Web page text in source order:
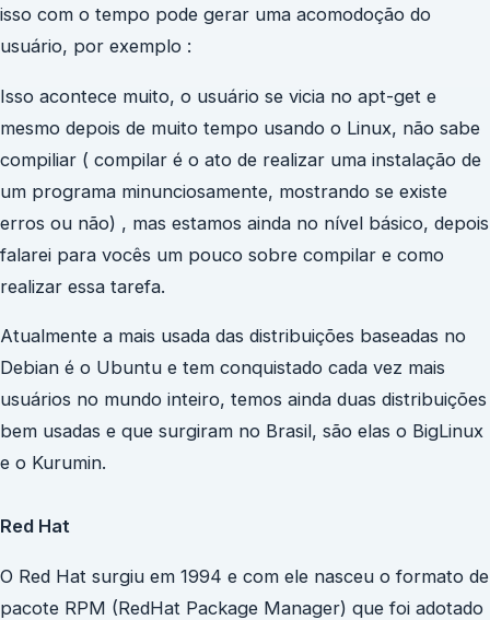
isso com o tempo pode gerar uma acomodoção do
usuário, por exemplo :
Isso acontece muito, o usuário se vicia no apt-get e
mesmo depois de muito tempo usando o Linux, não sabe
compiliar ( compilar é o ato de realizar uma instalação de
um programa minunciosamente, mostrando se existe
erros ou não) , mas estamos ainda no nível básico, depois
falarei para vocês um pouco sobre compilar e como
realizar essa tarefa.
Atualmente a mais usada das distribuições baseadas no
Debian é o Ubuntu e tem conquistado cada vez mais
usuários no mundo inteiro, temos ainda duas distribuições
bem usadas e que surgiram no Brasil, são elas o BigLinux
e o Kurumin.
Red Hat
O Red Hat surgiu em 1994 e com ele nasceu o formato de
pacote RPM (RedHat Package Manager) que foi adotado